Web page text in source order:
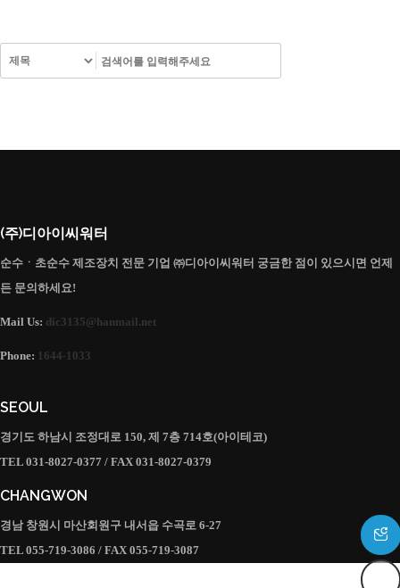
(주)디아이씨워터
순수ㆍ초순수 제조장치 전문 기업 ㈜디아이씨워터 궁금한 점이 있으시면 언제
든 문의하세요!
Mail Us: dic3135@hanmail.net
Phone: 1644-1033
SEOUL
경기도 하남시 조정대로 150, 제 7층 714호(아이테코)
TEL 031-8027-0377 / FAX 031-8027-0379
CHANGWON
경남 창원시 마산회원구 내서읍 수곡로 6-27
TEL 055-719-3086 / FAX 055-719-3087